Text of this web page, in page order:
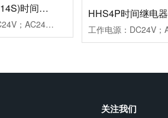
HHS1-1(DH14S)时间继电器
工作电源：DC24V；AC24V、AC220V、AC380V延时范围：0.01s~99h99m时分秒设置重复误差：≤1%工作模式：通电延时计时方式：正计时，数码管显示触点形式：两组延时带复位暂停功能触点容量：3AAC250V(阻性)外形尺寸：52×104×114mm开孔尺寸：45×77mm安装方式：面板式
HHS4P时间继电器
关注我们